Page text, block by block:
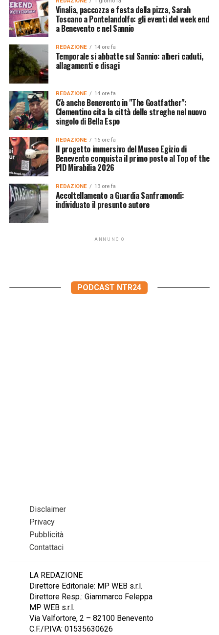
Vinalia, paccozza e festa della pizza, Sarah
Toscano a Pontelandolfo: gli eventi del week end
a Benevento e nel Sannio
REDAZIONE 14 ore fa
Temporale si abbatte sul Sannio: alberi caduti,
allagamenti e disagi
REDAZIONE 14 ore fa
C'è anche Benevento in "The Goatfather":
Clementino cita la città delle streghe nel nuovo
singolo di Bella Espo
REDAZIONE 16 ore fa
Il progetto immersivo del Museo Egizio di
Benevento conquista il primo posto al Top of the
PID Mirabilia 2026
REDAZIONE 13 ore fa
Accoltellamento a Guardia Sanframondi:
individuato il presunto autore
ANNUNCIO
PODCAST NTR24
Disclaimer
Privacy
Pubblicità
Contattaci
LA REDAZIONE
Direttore Editoriale: MP WEB s.r.l.
Direttore Resp.: Giammarco Feleppa
MP WEB s.r.l.
Via Valfortore, 2 – 82100 Benevento
C.F./P.IVA: 01535630626